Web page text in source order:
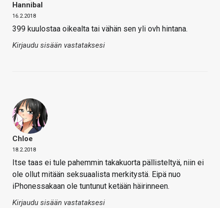
Hannibal
16.2.2018
399 kuulostaa oikealta tai vähän sen yli ovh hintana.
Kirjaudu sisään vastataksesi
Chloe
18.2.2018
Itse taas ei tule pahemmin takakuorta pällisteltyä, niin ei
ole ollut mitään seksuaalista merkitystä. Eipä nuo
iPhonessakaan ole tuntunut ketään häirinneen.
Kirjaudu sisään vastataksesi